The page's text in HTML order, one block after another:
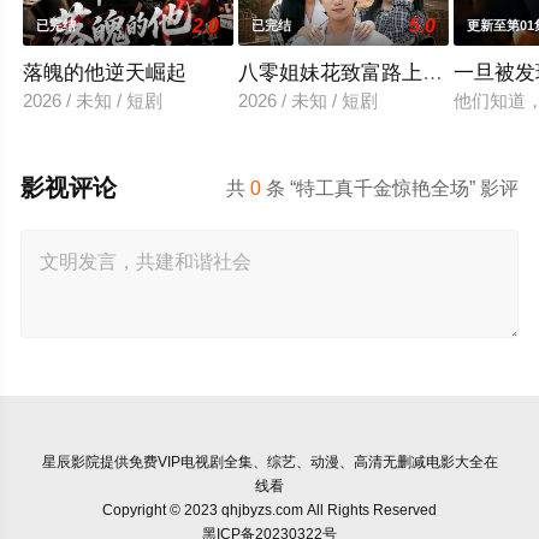
已完结 2.0
落魄的他逆天崛起
2026 / 未知 / 短剧
已完结 5.0
八零姐妹花致富路上捡个他
2026 / 未知 / 短剧
更新至第01
一旦被
他们知道
共0 条 “特工真千金惊艳全场” 影评
影视评论
星辰影院提供免费VIP电视剧全集、综艺、动漫、高清无删减电影大全在
线看
Copyright © 2023 qhjbyzs.com All Rights Reserved
黑ICP备20230322号